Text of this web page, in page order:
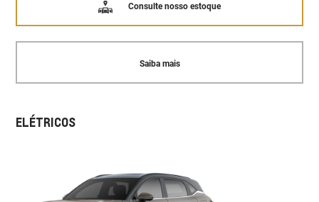
Consulte nosso estoque
Saiba mais
ELÉTRICOS